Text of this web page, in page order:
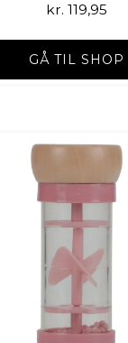
kr. 119,95
GÅ TIL SHOP